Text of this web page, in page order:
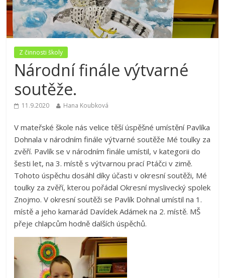
Z činnosti školy
Národní finále výtvarné
soutěže.
11.9.2020 Hana Koubková
V mateřské škole nás velice těší úspěšné umístění Pavlíka
Dohnala v národním finále výtvarné soutěže Mé toulky za
zvěří. Pavlík se v národním finále umístil, v kategorii do
šesti let, na 3. místě s výtvarnou prací Ptáčci v zimě.
Tohoto úspěchu dosáhl díky účasti v okresní soutěži, Mé
toulky za zvěří, kterou pořádal Okresní myslivecký spolek
Znojmo. V okresní soutěži se Pavlík Dohnal umístil na 1.
místě a jeho kamarád Davídek Adámek na 2. místě. MŠ
přeje chlapcům hodně dalších úspěchů.